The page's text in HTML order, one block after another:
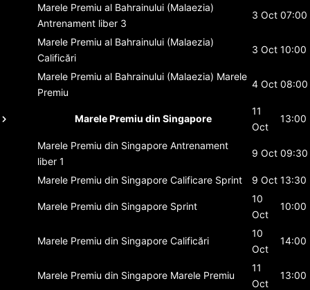
Marele Premiu al Bahrainului (Malaezia)
Antrenament liber 3
3 Oct 07:00
Marele Premiu al Bahrainului (Malaezia)
Calificări
3 Oct 10:00
Marele Premiu al Bahrainului (Malaezia) Marele
Premiu
4 Oct 08:00
Marele Premiu din Singapore
11
Oct
13:00
Marele Premiu din Singapore Antrenament
liber 1
9 Oct 09:30
Marele Premiu din Singapore Calificare Sprint 9 Oct 13:30
Marele Premiu din Singapore Sprint
10
Oct
10:00
Marele Premiu din Singapore Calificări
10
Oct
14:00
Marele Premiu din Singapore Marele Premiu
11
Oct
13:00